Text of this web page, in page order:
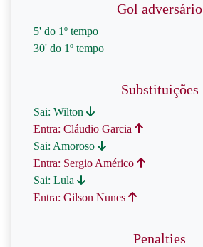
Gol adversário
5' do 1º tempo
30' do 1º tempo
Substituições
Sai: Wilton
Entra: Cláudio Garcia
Sai: Amoroso
Entra: Sergio Américo
Sai: Lula
Entra: Gilson Nunes
Penalties